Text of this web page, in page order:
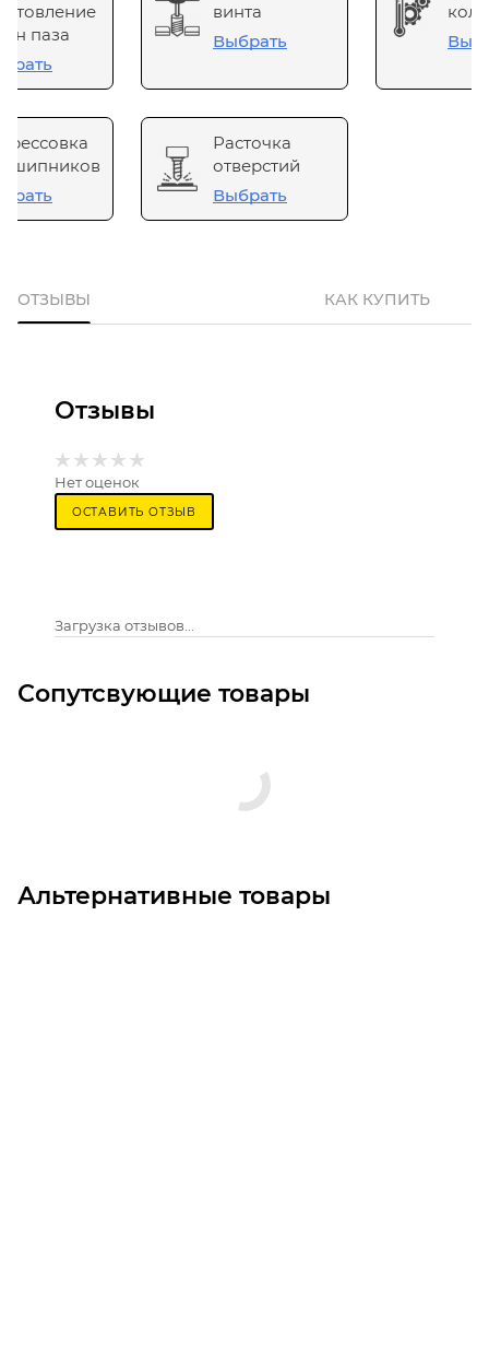
паза
винта
Выбрать
Расточка
отверстий
Выбрать
ОТЗЫВЫ КАК КУПИТЬ
Отзывы
Нет оценок
ОСТАВИТЬ ОТЗЫВ
Загрузка отзывов...
Сопутсвующие товары
Альтернативные товары